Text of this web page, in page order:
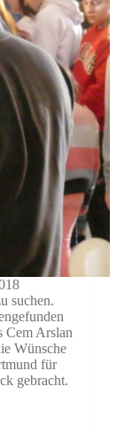
suchen.
Cem Arslan
Wünsche
für
gebracht.